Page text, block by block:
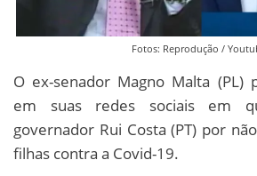
Fotos: Reprodução /
O ex-senador Magno Malta (PL)
em suas redes sociais em
governador Rui Costa (PT) por
filhas contra a Covid-19.